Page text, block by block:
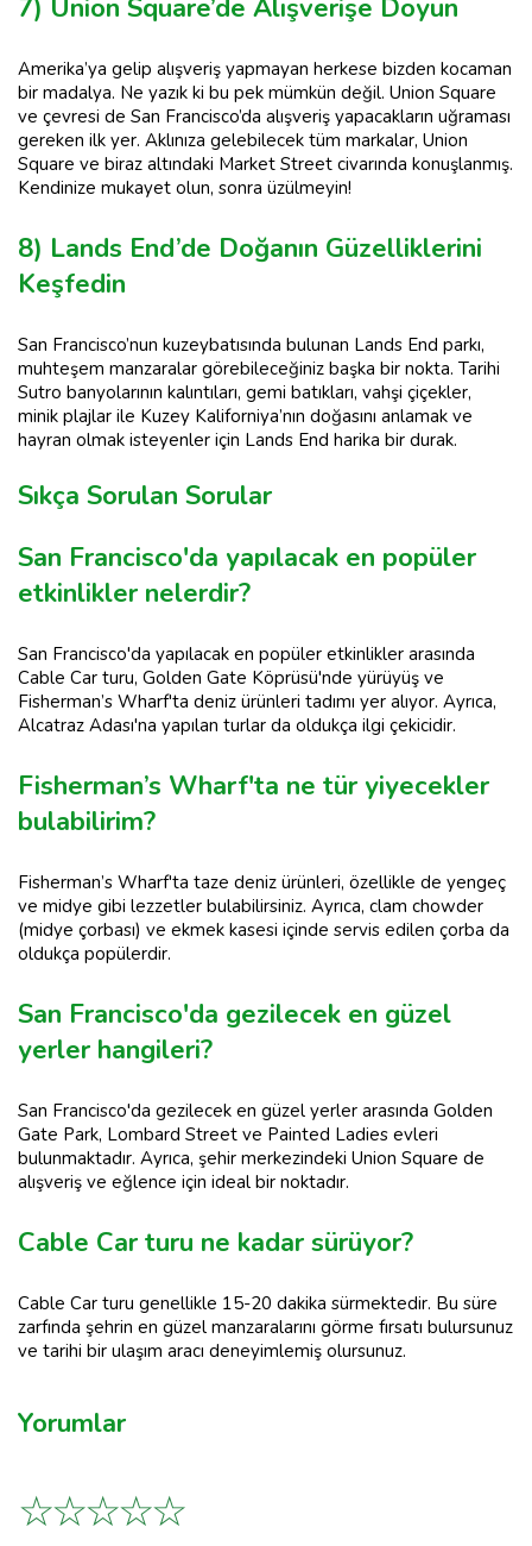
7) Union Square’de Alışverişe Doyun
Amerika’ya gelip alışveriş yapmayan herkese bizden kocaman
bir madalya. Ne yazık ki bu pek mümkün değil. Union Square
ve çevresi de San Francisco’da alışveriş yapacakların uğraması
gereken ilk yer. Aklınıza gelebilecek tüm markalar, Union
Square ve biraz altındaki Market Street civarında konuşlanmış.
Kendinize mukayet olun, sonra üzülmeyin!
8) Lands End’de Doğanın Güzelliklerini
Keşfedin
San Francisco’nun kuzeybatısında bulunan Lands End parkı,
muhteşem manzaralar görebileceğiniz başka bir nokta. Tarihi
Sutro banyolarının kalıntıları, gemi batıkları, vahşi çiçekler,
minik plajlar ile Kuzey Kaliforniya’nın doğasını anlamak ve
hayran olmak isteyenler için Lands End harika bir durak.
Sıkça Sorulan Sorular
San Francisco'da yapılacak en popüler
etkinlikler nelerdir?
San Francisco'da yapılacak en popüler etkinlikler arasında
Cable Car turu, Golden Gate Köprüsü'nde yürüyüş ve
Fisherman’s Wharf'ta deniz ürünleri tadımı yer alıyor. Ayrıca,
Alcatraz Adası'na yapılan turlar da oldukça ilgi çekicidir.
Fisherman’s Wharf'ta ne tür yiyecekler
bulabilirim?
Fisherman’s Wharf'ta taze deniz ürünleri, özellikle de yengeç
ve midye gibi lezzetler bulabilirsiniz. Ayrıca, clam chowder
(midye çorbası) ve ekmek kasesi içinde servis edilen çorba da
oldukça popülerdir.
San Francisco'da gezilecek en güzel
yerler hangileri?
San Francisco'da gezilecek en güzel yerler arasında Golden
Gate Park, Lombard Street ve Painted Ladies evleri
bulunmaktadır. Ayrıca, şehir merkezindeki Union Square de
alışveriş ve eğlence için ideal bir noktadır.
Cable Car turu ne kadar sürüyor?
Cable Car turu genellikle 15-20 dakika sürmektedir. Bu süre
zarfında şehrin en güzel manzaralarını görme fırsatı bulursunuz
ve tarihi bir ulaşım aracı deneyimlemiş olursunuz.
Yorumlar
☆
☆
☆
☆
☆